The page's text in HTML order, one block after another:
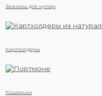
Зажимы для купюр
Картхолдеры
Кошельки